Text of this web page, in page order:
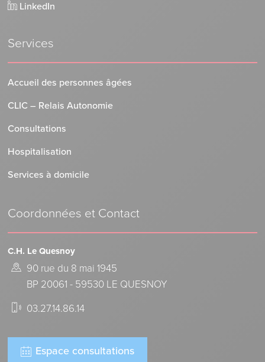
LinkedIn
Services
Accueil des personnes âgées
CLIC – Relais Autonomie
Consultations
Hospitalisation
Services à domicile
Coordonnées et Contact
C.H. Le Quesnoy
90 rue du 8 mai 1945
BP 20061 - 59530 LE QUESNOY
03.27.14.86.14
Espace consultations